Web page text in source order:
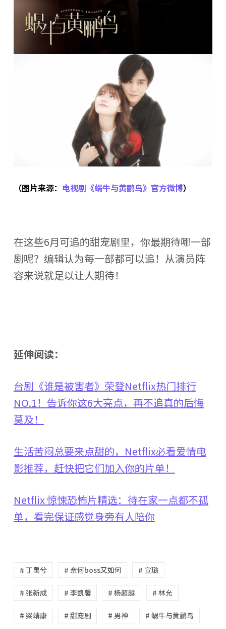
（图片来源： 电视剧《蜗牛与黄鹂鸟》官方微博）
在这些6月可追的甜宠剧里，你最期待哪一部
剧呢？编辑认为每一部都可以追！从演员阵
容来说就足以让人期待！
延伸阅读：
台剧《谁是被害者》荣登Netflix热门排行
NO.1！告诉你这6大亮点，再不追真的后悔
莫及！
生活苦闷总要来点甜的，Netflix必看爱情电
影推荐，赶快把它们加入你的片单！
Netflix 惊悚恐怖片精选：待在家一点都不孤
单，看完保证感觉身旁有人陪你
# 丁禹兮 # 奈何boss又如何 # 宣璐
# 张新成 # 李凱馨 # 杨超越 # 林允
# 梁靖康 # 甜宠剧 # 男神 # 蜗牛与黄鹂鸟